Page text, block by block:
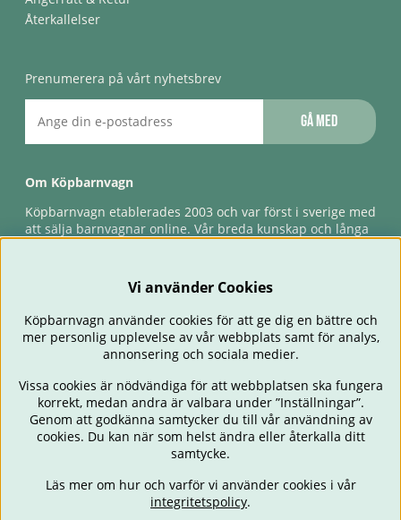
Återkallelser
Prenumerera på vårt nyhetsbrev
Gå med
Om Köpbarnvagn
Köpbarnvagn etablerades 2003 och var först i sverige med
att sälja barnvagnar online. Vår breda kunskap och långa
förlossningsgaranti & förlängd ångerrätt.
BARNVAGNAR BILSTOLAR BABY ÄTA & MATA
RESA
OUTLET
PRESENTTIPS
Vi använder Cookies
Köpbarnvagn använder cookies för att ge dig en bättre och
mer personlig upplevelse av vår webbplats samt för analys,
annonsering och sociala medier.
Vissa cookies är nödvändiga för att webbplatsen ska fungera
korrekt, medan andra är valbara under ”Inställningar”.
Genom att godkänna samtycker du till vår användning av
cookies. Du kan när som helst ändra eller återkalla ditt
samtycke.
Läs mer om hur och varför vi använder cookies i vår
integritetspolicy.